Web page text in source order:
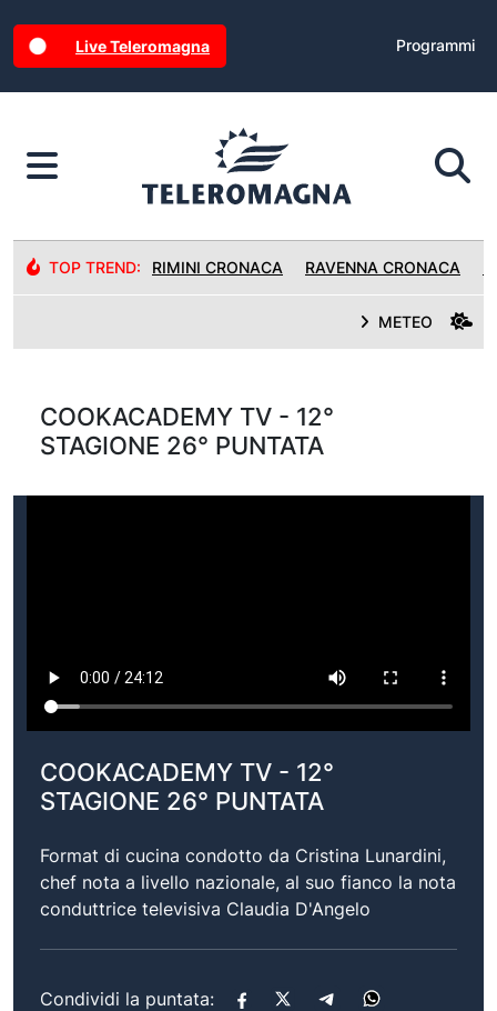
Live Teleromagna Programmi
TOP TREND: RIMINI CRONACA RAVENNA CRONACA
METEO
COOKACADEMY TV - 12°
STAGIONE 26° PUNTATA
COOKACADEMY TV - 12°
STAGIONE 26° PUNTATA
Format di cucina condotto da Cristina Lunardini,
chef nota a livello nazionale, al suo fianco la nota
conduttrice televisiva Claudia D'Angelo
Condividi la puntata: